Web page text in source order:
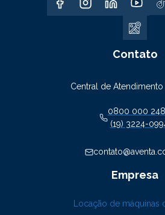
Contato
Central de Atendimento
0800 000
(19) 3224-
Empresa
Locação de máquinas